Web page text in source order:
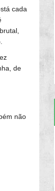
cada
de
não